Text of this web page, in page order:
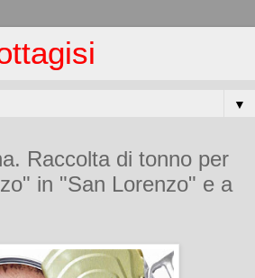
▼
Raccolta di tonno per
in "San Lorenzo" e a